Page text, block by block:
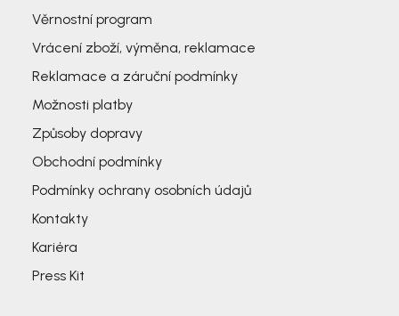
Věrnostní program
Vrácení zboží, výměna, reklamace
Reklamace a záruční podmínky
Možnosti platby
Způsoby dopravy
Obchodní podmínky
Podmínky ochrany osobních údajů
Kontakty
Kariéra
Press Kit